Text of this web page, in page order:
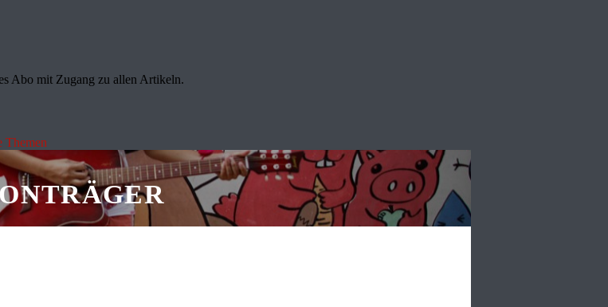
Abo mit Zugang zu allen Artikeln.
Themen